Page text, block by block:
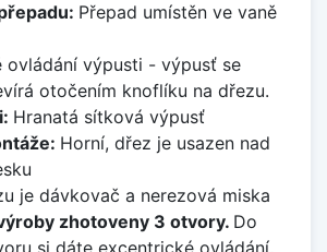
Přepad umístěn ve vaně
ovládání výpusti - výpusť se
otočením knoflíku na dřezu.
Hranatá sítková výpusť
Horní, dřez je usazen nad
je dávkovač a nerezová miska
zhotoveny 3 otvory. Do